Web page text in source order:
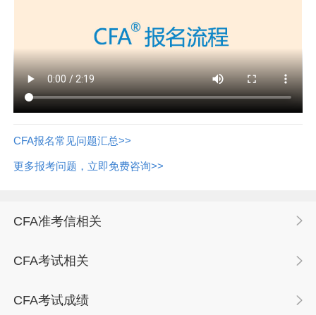
CFA报名常见问题汇总>>
更多报考问题，立即免费咨询>>
CFA准考信相关
CFA考试相关
CFA考试成绩